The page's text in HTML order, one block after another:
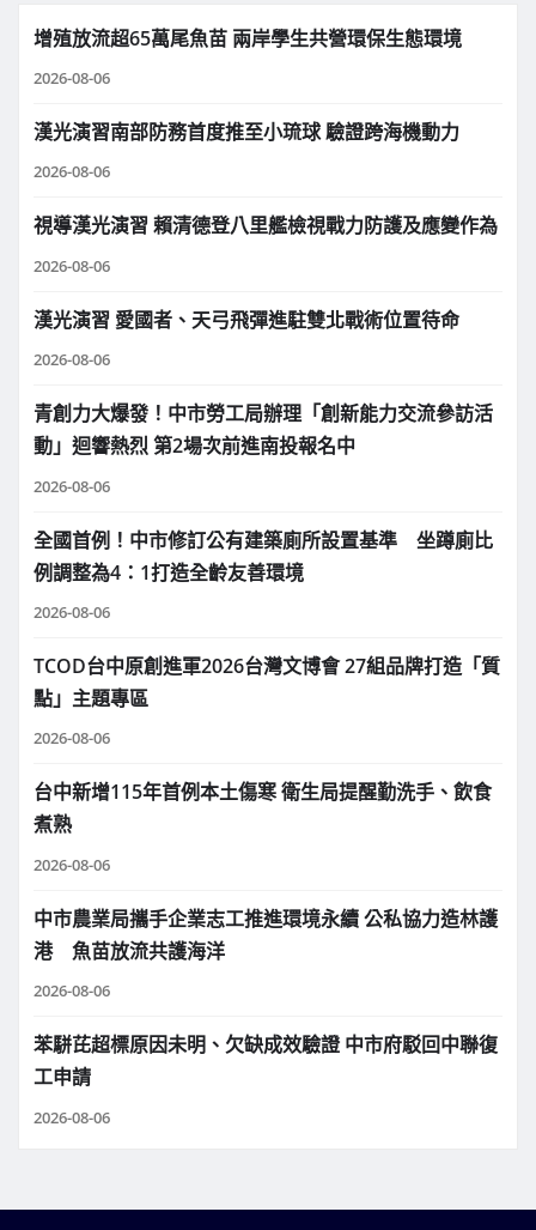
增殖放流超65萬尾魚苗 兩岸學生共營環保生態環境
2026-08-06
漢光演習南部防務首度推至小琉球 驗證跨海機動力
2026-08-06
視導漢光演習 賴清德登八里艦檢視戰力防護及應變作為
2026-08-06
漢光演習 愛國者、天弓飛彈進駐雙北戰術位置待命
2026-08-06
青創力大爆發！中市勞工局辦理「創新能力交流參訪活
動」迴響熱烈 第2場次前進南投報名中
2026-08-06
全國首例！中市修訂公有建築廁所設置基準 坐蹲廁比
例調整為4：1打造全齡友善環境
2026-08-06
TCOD台中原創進軍2026台灣文博會 27組品牌打造「質
點」主題專區
2026-08-06
台中新增115年首例本土傷寒 衛生局提醒勤洗手、飲食
煮熟
2026-08-06
中市農業局攜手企業志工推進環境永續 公私協力造林護
港 魚苗放流共護海洋
2026-08-06
苯駢芘超標原因未明、欠缺成效驗證 中市府駁回中聯復
工申請
2026-08-06